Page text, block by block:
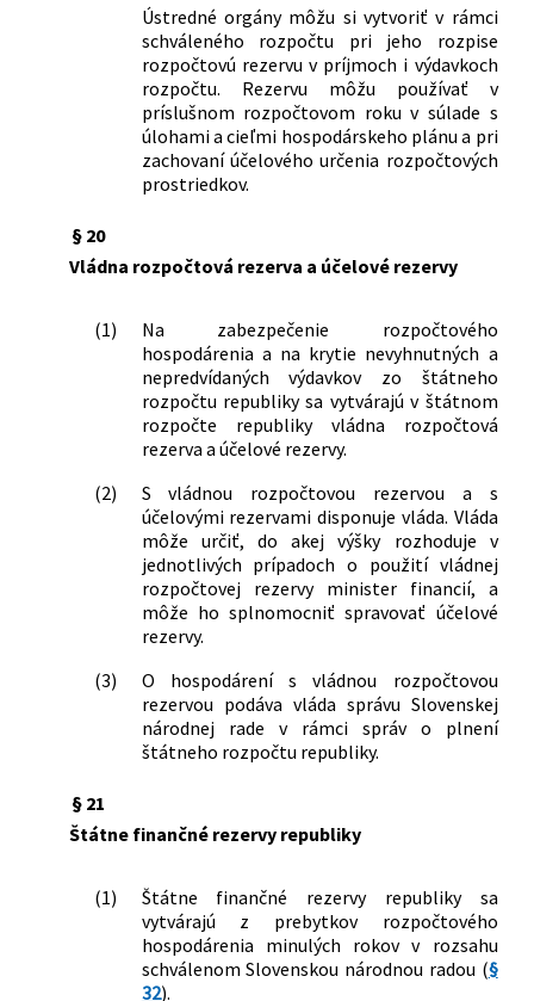
Ústredné orgány môžu si vytvoriť v rámci
schváleného rozpočtu pri jeho rozpise
rozpočtovú rezervu v príjmoch i výdavkoch
rozpočtu. Rezervu môžu používať v
príslušnom rozpočtovom roku v súlade s
úlohami a cieľmi hospodárskeho plánu a pri
zachovaní účelového určenia rozpočtových
prostriedkov.
§ 20
Vládna rozpočtová rezerva a účelové rezervy
(1)
Na zabezpečenie rozpočtového
hospodárenia a na krytie nevyhnutných a
nepredvídaných výdavkov zo štátneho
rozpočtu republiky sa vytvárajú v štátnom
rozpočte republiky vládna rozpočtová
rezerva a účelové rezervy.
(2)
S vládnou rozpočtovou rezervou a s
účelovými rezervami disponuje vláda. Vláda
môže určiť, do akej výšky rozhoduje v
jednotlivých prípadoch o použití vládnej
rozpočtovej rezervy minister financií, a
môže ho splnomocniť spravovať účelové
rezervy.
(3)
O hospodárení s vládnou rozpočtovou
rezervou podáva vláda správu Slovenskej
národnej rade v rámci správ o plnení
štátneho rozpočtu republiky.
§ 21
Štátne finančné rezervy republiky
(1)
Štátne finančné rezervy republiky sa
vytvárajú z prebytkov rozpočtového
hospodárenia minulých rokov v rozsahu
schválenom Slovenskou národnou radou (§
32).